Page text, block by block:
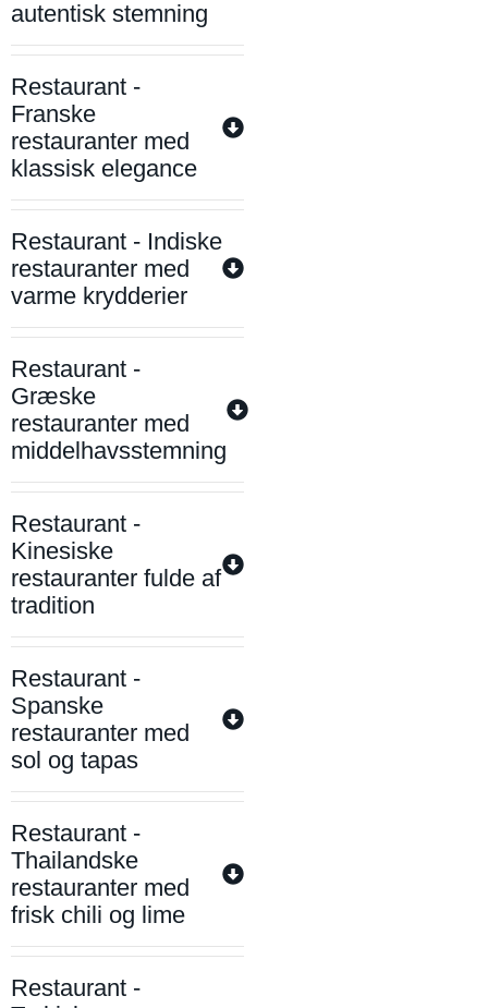
autentisk stemning
Restaurant -
Franske
restauranter med
klassisk elegance
Restaurant - Indiske
restauranter med
varme krydderier
Restaurant -
Græske
restauranter med
middelhavsstemning
Restaurant -
Kinesiske
restauranter fulde af
tradition
Restaurant -
Spanske
restauranter med
sol og tapas
Restaurant -
Thailandske
restauranter med
frisk chili og lime
Restaurant -